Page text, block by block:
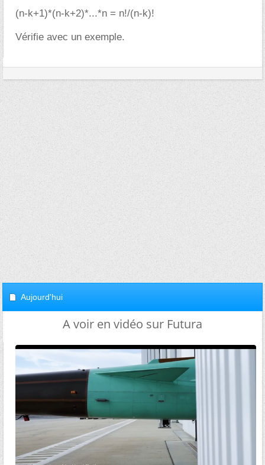
(n-k+1)*(n-k+2)*...*n = n!/(n-k)!
Vérifie avec un exemple.
Aujourd'hui
A voir en vidéo sur Futura